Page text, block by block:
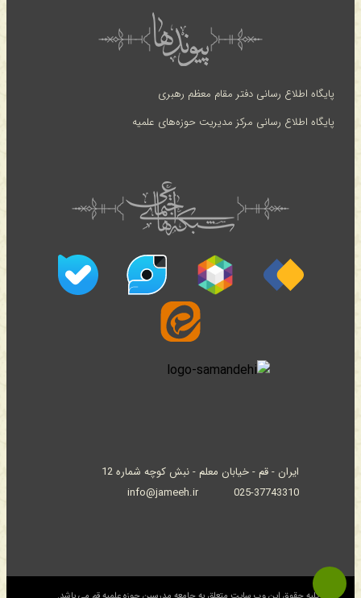
پایگاه اطلاع رسانی دفتر مقام معظم رهبری
پایگاه اطلاع رسانی مرکز مدیریت حوزه‌های علمیه
ایران - قم - خیابان معلم - نبش کوچه شماره 12
025-37743310
info@jameeh.ir